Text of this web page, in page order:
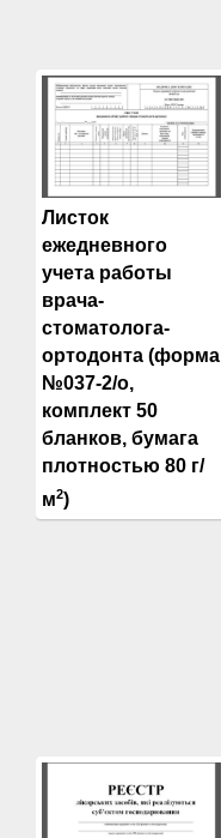
Листок
ежедневного
учета работы
врача-
стоматолога-
ортодонта (форма
№037-2/о,
комплект 50
бланков, бумага
плотностью 80 г/
м2)